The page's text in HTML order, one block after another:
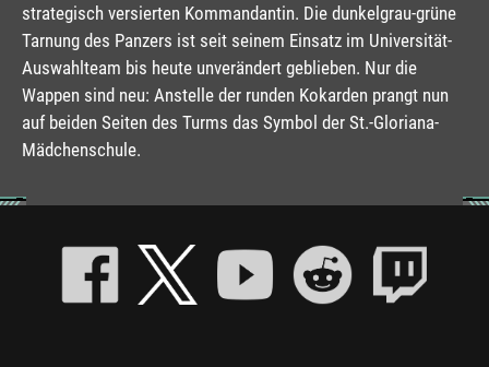
strategisch versierten Kommandantin. Die dunkelgrau-grüne
Tarnung des Panzers ist seit seinem Einsatz im Universität-
Auswahlteam bis heute unverändert geblieben. Nur die
Wappen sind neu: Anstelle der runden Kokarden prangt nun
auf beiden Seiten des Turms das Symbol der St.-Gloriana-
Mädchenschule.